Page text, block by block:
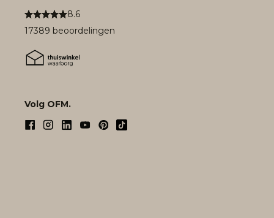
8.6
17389 beoordelingen
Volg OFM.